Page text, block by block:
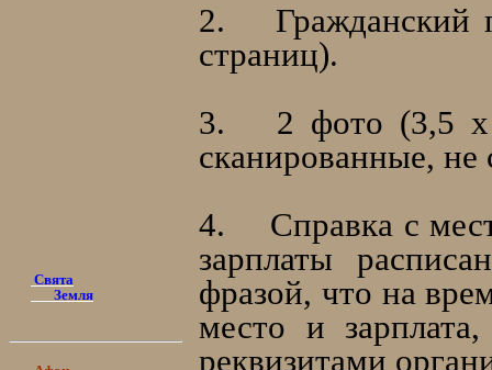
Свята
Земля
2.
Гражданский
страниц).
3.
2 фото (3,5
сканированные, не
4.
Справка с
зарплаты
фразой, что на
место и
реквизитами